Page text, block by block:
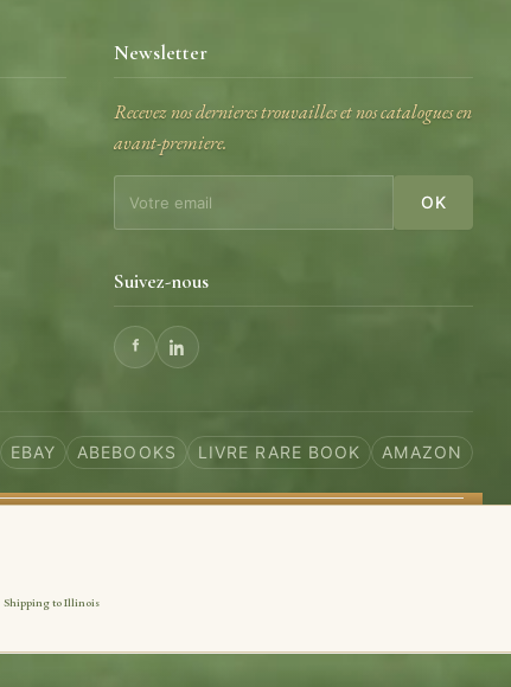
Newsletter
Recevez nos dernieres trouvailles et nos catalogues en
avant-premiere.
OK
Suivez-nous
EBAY ABEBOOKS LIVRE RARE BOOK AMAZON
Shipping to Illinois